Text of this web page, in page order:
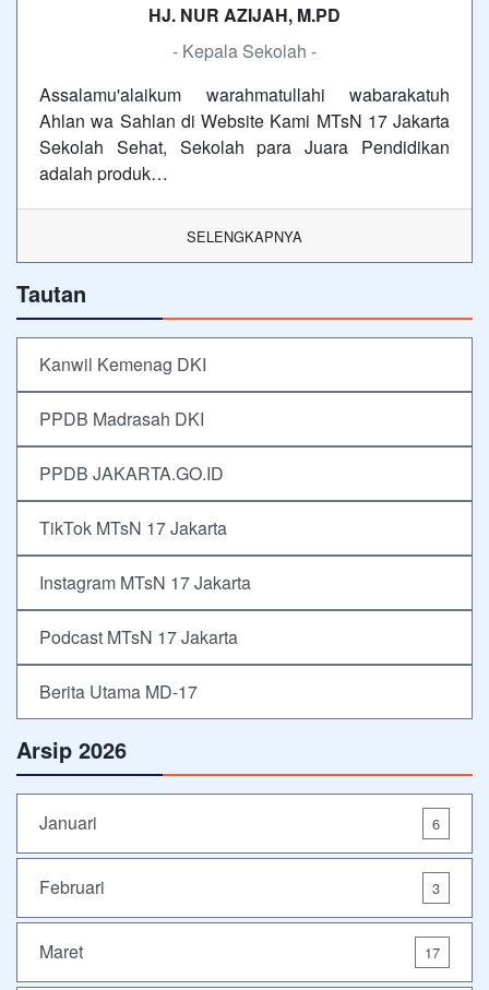
HJ. NUR AZIJAH, M.PD
- Kepala Sekolah -
Assalamu'alaikum warahmatullahi wabarakatuh
Ahlan wa Sahlan di Website Kami MTsN 17 Jakarta
Sekolah Sehat, Sekolah para Juara Pendidikan
adalah produk…
SELENGKAPNYA
Tautan
Kanwil Kemenag DKI
PPDB Madrasah DKI
PPDB JAKARTA.GO.ID
TikTok MTsN 17 Jakarta
Instagram MTsN 17 Jakarta
Podcast MTsN 17 Jakarta
Berita Utama MD-17
Arsip 2026
Januari 6
Februari 3
Maret 17